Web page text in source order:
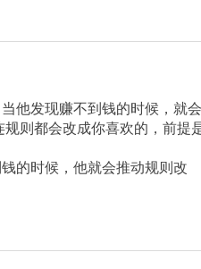
他发现赚不到钱的时候，就会
则都会改成你喜欢的，前提
的时候，他就会推动规则改